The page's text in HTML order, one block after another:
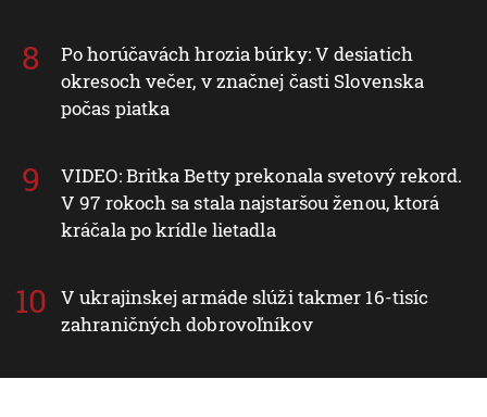
Po horúčavách hrozia búrky: V desiatich
okresoch večer, v značnej časti Slovenska
počas piatka
VIDEO: Britka Betty prekonala svetový rekord.
V 97 rokoch sa stala najstaršou ženou, ktorá
kráčala po krídle lietadla
V ukrajinskej armáde slúži takmer 16-tisíc
zahraničných dobrovoľníkov